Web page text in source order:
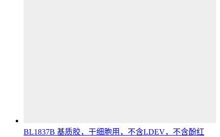
BL1837B 基质胶，干细胞用，不含LDEV，不含酚红